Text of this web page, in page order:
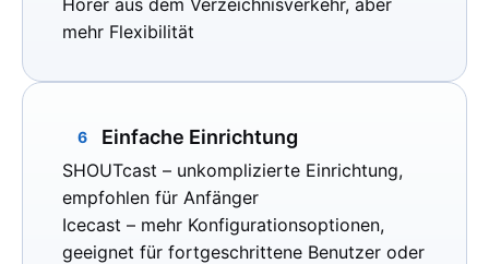
mehr Flexibilität
6 Einfache Einrichtung
SHOUTcast – unkomplizierte Einrichtung,
empfohlen für Anfänger
Icecast – mehr Konfigurationsoptionen,
geeignet für fortgeschrittene Benutzer oder